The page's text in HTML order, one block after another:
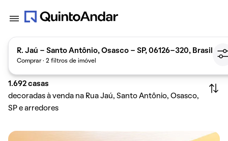
R. Jaú - Santo Antônio, Osasco - SP, 06126-320, Brasil
Comprar · 2 filtros de imóvel
1.692 casas
decoradas à venda na Rua Jaú, Santo Antônio, Osasco,
SP e arredores